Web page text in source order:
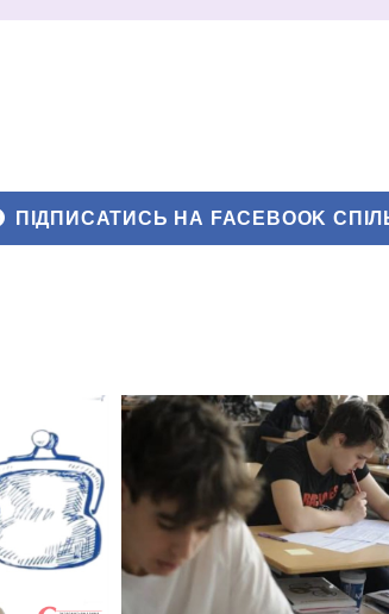
ПІДПИСАТИСЬ НА FACEBOOK